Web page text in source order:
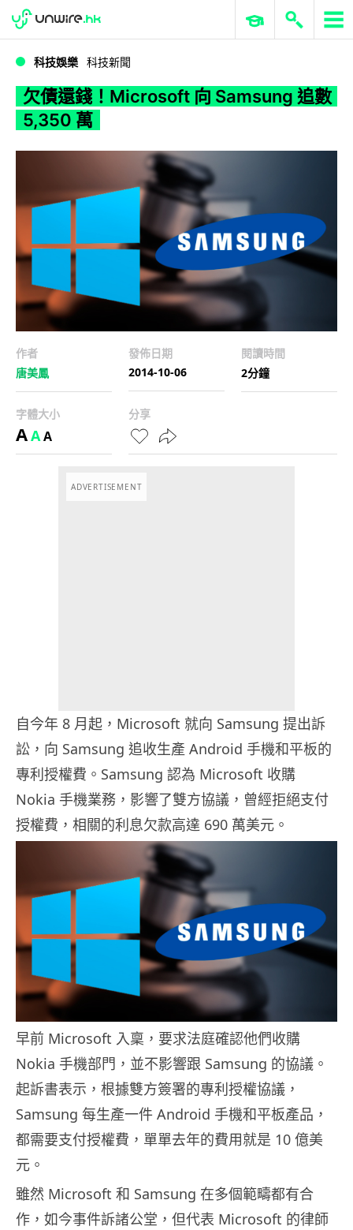
WWDC 2026 ERP 與商業 AI
科技娛樂 科技新聞
欠債還錢！Microsoft 向 Samsung 追數
5,350 萬
作者
唐美鳳
發佈日期
2014-10-06
閱讀時間
2分鐘
字體大小
AAA
分享
ADVERTISEMENT
自今年 8 月起，Microsoft 就向 Samsung 提出訴
訟，向 Samsung 追收生產 Android 手機和平板的
專利授權費。Samsung 認為 Microsoft 收購
Nokia 手機業務，影響了雙方協議，曾經拒絕支付
授權費，相關的利息欠款高達 690 萬美元。
早前 Microsoft 入稟，要求法庭確認他們收購
Nokia 手機部門，並不影響跟 Samsung 的協議。
起訴書表示，根據雙方簽署的專利授權協議，
Samsung 每生產一件 Android 手機和平板產品，
都需要支付授權費，單單去年的費用就是 10 億美
元。
雖然 Microsoft 和 Samsung 在多個範疇都有合
作，如今事件訴諸公堂，但代表 Microsoft 的律師